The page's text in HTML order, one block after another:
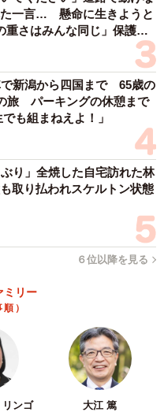
（@ccchisa76）提供
すか。
まれた時から家猫で
良猫時代は近づくと威嚇
。それぐらい懐いてくれ
た一言… 懸命に生きようと
さはみんな同じ」保護団
新潟から四国まで 65歳の
旅 パーキングの休憩まで
も組まねえよ！」
ぶり」全焼した自宅訪れた林
取り払われスケルトン状態
６位以降を見る
ミリー
）
リンゴ 大江 篤